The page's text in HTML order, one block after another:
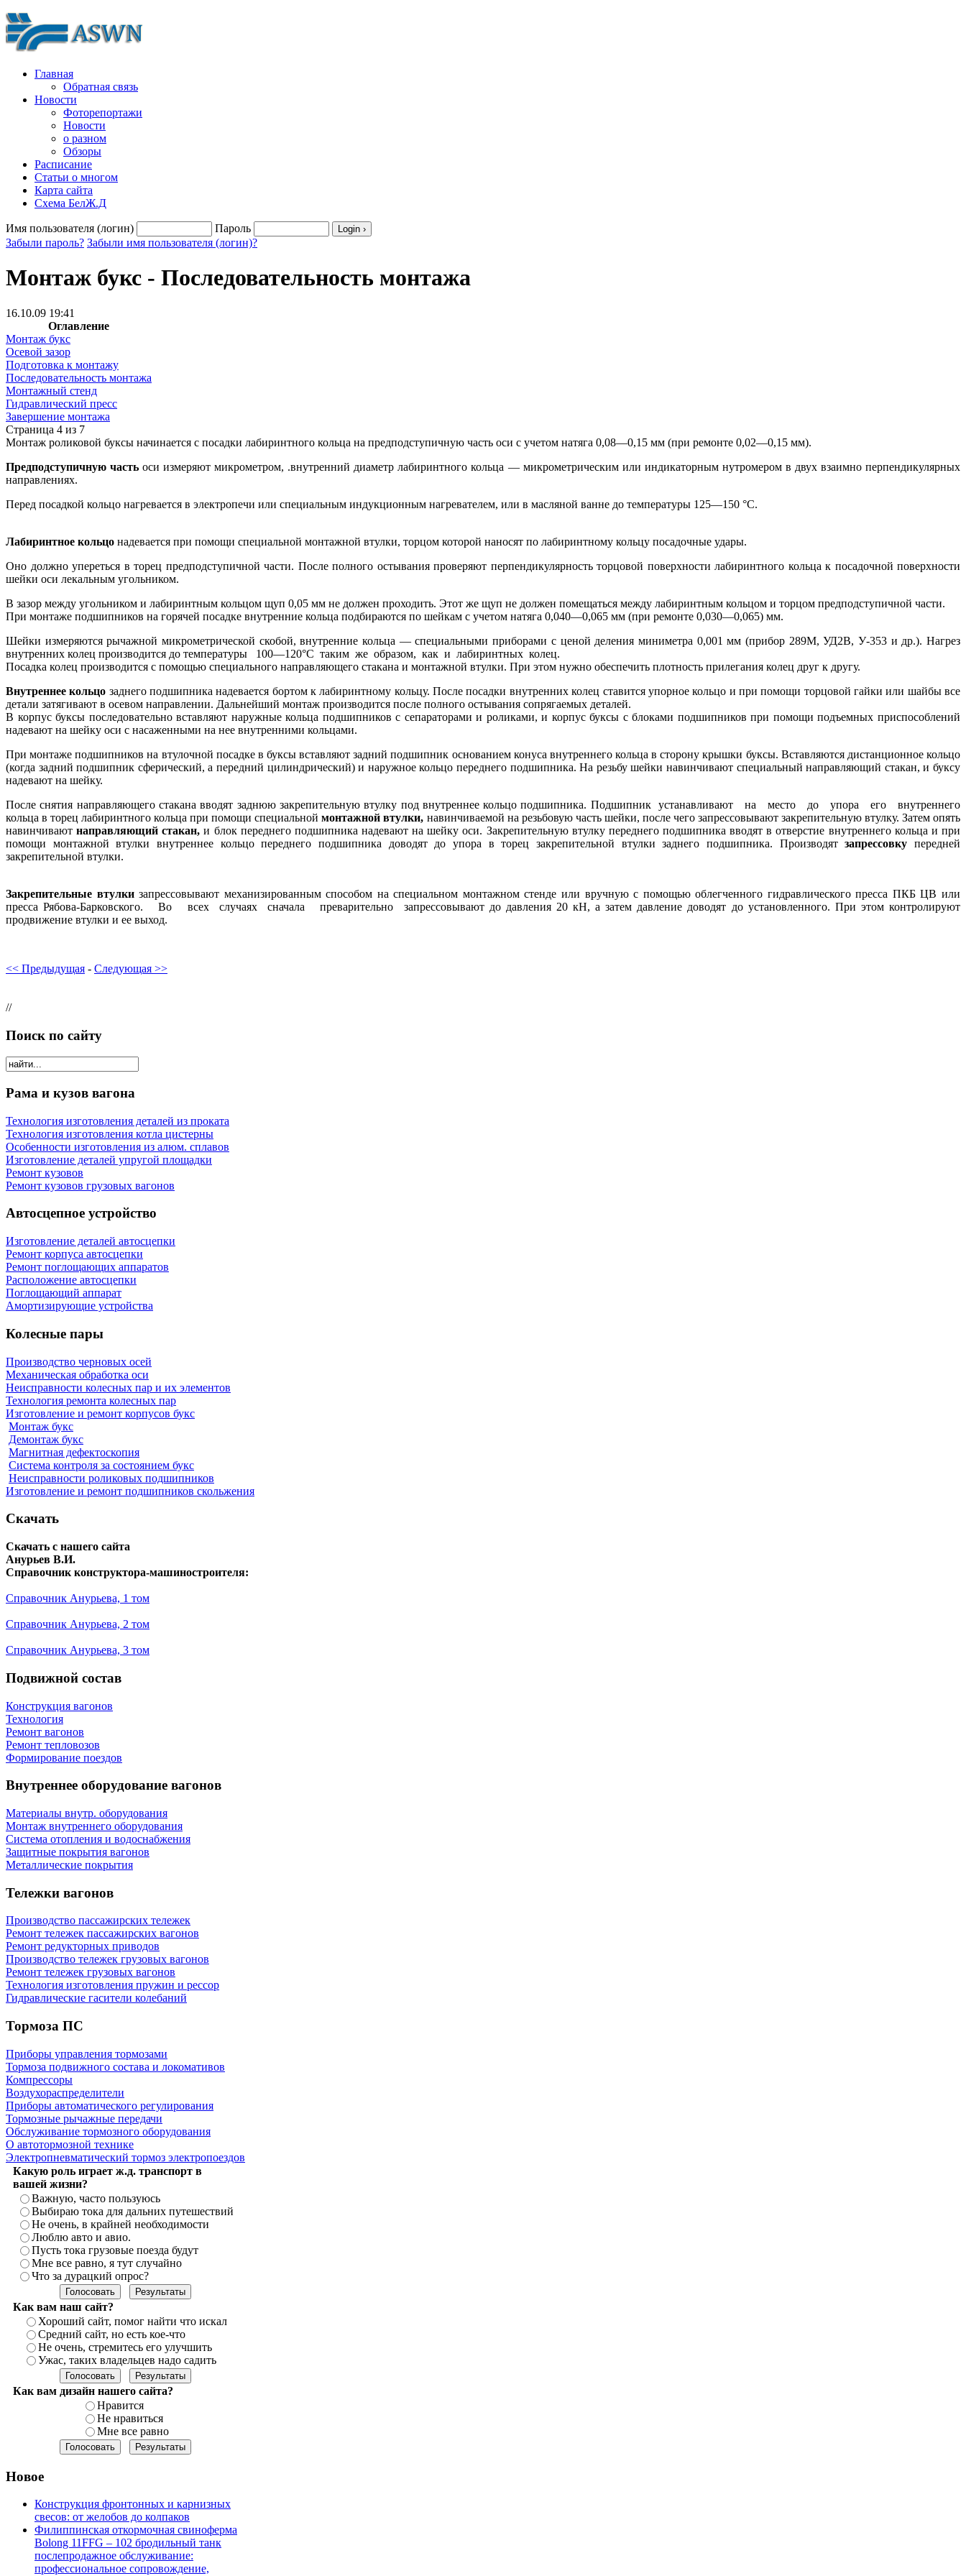
Главная
Обратная связь
Новости
Фоторепортажи
Новости
о разном
Обзоры
Расписание
Статьи о многом
Карта сайта
Схема БелЖ.Д
Имя пользователя (логин)
Пароль
Забыли пароль? Забыли имя пользователя (логин)?
Монтаж букс - Последовательность монтажа
16.10.09 19:41
Оглавление
Монтаж букс
Осевой зазор
Подготовка к монтажу
Последовательность монтажа
Монтажный стенд
Гидравлический пресс
Завершение монтажа
Страница 4 из 7
Монтаж роликовой буксы начинается с посадки лабиринтного кольца на предподступичную часть оси с учетом натяга 0,08—0,15 мм (при ремонте 0,02—0,15 мм).
Предподступичную частьоси измеряют микрометром, .внутренний диаметр лабиринтного кольца — микрометрическим или индикаторным нутромером в двух взаимно перпендикулярных
направлениях.
Перед посадкой кольцо нагревается в электропечи или специальным индукционным нагревателем, или в масляной ванне до температуры 125—150 °С.
Лабиринтное кольцо надевается при помощи специальной монтажной втулки, торцом которой наносят по лабиринтному кольцу посадочные удары.
Оно должно упереться в торец предподступичной части. После полного остывания проверяют перпендикулярность торцовой поверхности лабиринтного кольца к посадочной поверхности
шейки оси лекальным угольником.
В зазор между угольником и лабиринтным кольцом щуп 0,05 мм не должен проходить. Этот же щуп не должен помещаться между лабиринтным кольцом и торцом предподступичной части.
При монтаже подшипников на горячей посадке внутренние кольца подбираются по шейкам с учетом натяга 0,040—0,065 мм (при ремонте 0,030—0,065) мм.
Шейки измеряются рычажной микрометрической скобой, внутренние кольца — специальными приборами с ценой деления миниметра 0,001 мм (прибор 289М, УД2В, У-353 и др.). Нагрез
внутренних колец производится до температуры 100—120°С таким же образом, как и лабиринтных колец.
Посадка колец производится с помощью специального направляющего стакана и монтажной втулки. При этом нужно обеспечить плотность прилегания колец друг к другу.
Внутреннее кольцо заднего подшипника надевается бортом к лабиринтному кольцу. После посадки внутренних колец ставится упорное кольцо и при помощи торцовой гайки или шайбы все
детали затягивают в осевом направлении. Дальнейший монтаж производится после полного остывания сопрягаемых деталей.
В корпус буксы последовательно вставляют наружные кольца подшипников с сепараторами и роликами, и корпус буксы с блоками подшипников при помощи подъемных приспособлений
надевают на шейку оси с насаженными на нее внутренними кольцами.
При монтаже подшипников на втулочной посадке в буксы вставляют задний подшипник основанием конуса внутреннего кольца в сторону крышки буксы. Вставляются дистанционное кольцо
(когда задний подшипник сферический, а передний цилиндрический) и наружное кольцо переднего подшипника. На резьбу шейки навинчивают специальный направляющий стакан, и буксу
надевают на шейку.
После снятия направляющего стакана вводят заднюю закрепительную втулку под внутреннее кольцо подшипника. Подшипник устанавливают на место до упора его внутреннего
кольца в торец лабиринтного кольца при помощи специальной монтажной втулки, навинчиваемой на резьбовую часть шейки, после чего запрессовывают закрепительную втулку. Затем опять
навинчиваютнаправляющий стакан, и блок переднего подшипника надевают на шейку оси. Закрепительную втулку переднего подшипника вводят в отверстие внутреннего кольца и при
помощи монтажной втулки внутреннее кольцо переднего подшипника доводят до упора в торец закрепительной втулки заднего подшипника. Производятзапрессовкупередней
закрепительной втулки.
Закрепительные втулкизапрессовывают механизированным способом на специальном монтажном стенде или вручную с помощью облегченного гидравлического пресса ПКБ ЦВ или
пресса Рябова-Барковского. Во всех случаях сначала преварительно запрессовывают до давления 20 кН, а затем давление доводят до установленного. При этом контролируют
продвижение втулки и ее выход.
<< Предыдущая - Следующая >>
//
Поиск по сайту
Рама и кузов вагона
Технология изготовления деталей из проката
Технология изготовления котла цистерны
Особенности изготовления из алюм. сплавов
Изготовление деталей упругой площадки
Ремонт кузовов
Ремонт кузовов грузовых вагонов
Автосцепное устройство
Изготовление деталей автосцепки
Ремонт корпуса автосцепки
Ремонт поглощающих аппаратов
Расположение автосцепки
Поглощающий аппарат
Амортизирующие устройства
Колесные пары
Производство черновых осей
Механическая обработка оси
Неисправности колесных пар и их элементов
Технология ремонта колесных пар
Изготовление и ремонт корпусов букс
Монтаж букс
Демонтаж букс
Магнитная дефектоскопия
Система контроля за состоянием букс
Неисправности роликовых подшипников
Изготовление и ремонт подшипников скольжения
Скачать
Скачать с нашего сайта
Анурьев В.И.
Справочник конструктора-машиностроителя:
Справочник Анурьева, 1 том
Справочник Анурьева, 2 том
Справочник Анурьева, 3 том
Подвижной состав
Конструкция вагонов
Технология
Ремонт вагонов
Ремонт тепловозов
Формирование поездов
Внутреннее оборудование вагонов
Материалы внутр. оборудования
Монтаж внутреннего оборудования
Cистема отопления и водоснабжения
Защитные покрытия вагонов
Металлические покрытия
Тележки вагонов
Производство пассажирских тележек
Ремонт тележек пассажирских вагонов
Ремонт редукторных приводов
Производство тележек грузовых вагонов
Ремонт тележек грузовых вагонов
Технология изготовления пружин и рессор
Гидравлические гасители колебаний
Тормоза ПС
Приборы управления тормозами
Тормоза подвижного состава и локомативов
Компрессоры
Воздухораспределители
Приборы автоматического регулирования
Тормозные рычажные передачи
Обслуживание тормозного оборудования
О автотормозной технике
Электропневматический тормоз электропоездов
Какую роль играет ж.д. транспорт в
вашей жизни?
Важную, часто пользуюсь
Выбираю тока для дальних путешествий
Не очень, в крайней необходимости
Люблю авто и авио.
Пусть тока грузовые поезда будут
Мне все равно, я тут случайно
Что за дурацкий опрос?
Как вам наш сайт?
Хороший сайт, помог найти что искал
Средний сайт, но есть кое-что
Не очень, стремитесь его улучшить
Ужас, таких владельцев надо садить
Как вам дизайн нашего сайта?
Нравится
Не нравиться
Мне все равно
Новое
Конструкция фронтонных и карнизных
свесов: от желобов до колпаков
Филиппинская откормочная свиноферма
Bolong 11FFG – 102 бродильный танк
послепродажное обслуживание:
профессиональное сопровождение,